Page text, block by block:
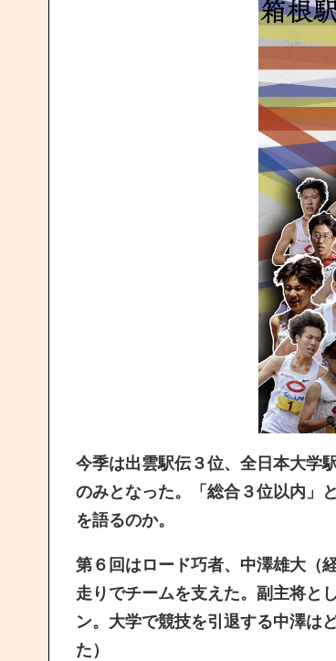
今季は出雲駅伝３位、全日本大学
のみとなった。「総合３位以内」
を語るのか。
第６回 はロード巧者、 中澤雄大（
走りでチームを支えた。副主将と
ン。 大学で競技を引退する中澤は
た）